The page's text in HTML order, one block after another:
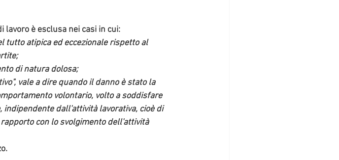
è esclusa nei casi in cui:
tutto atipica ed eccezionale rispetto al
di natura dolosa;
vale a dire quando il danno è stato la
volontario, volto a soddisfare
indipendente dall'attività lavorativa, cioè di
con lo svolgimento dell'attività